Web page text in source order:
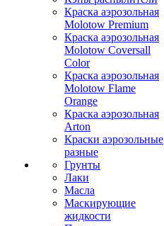
Краска аэрозольная
Molotow Premium
Краска аэрозольная
Molotow Coversall
Color
Краска аэрозольная
Molotow Flame
Orange
Краска аэрозольная
Arton
Краски аэрозольные
разные
Грунты
Лаки
Масла
Маскирующие
жидкости